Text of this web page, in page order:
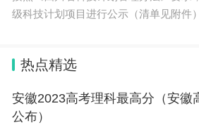
级科技计划项目进行公示（清单见附件
热点精选
安徽2023高考理科最高分（安徽
公布）